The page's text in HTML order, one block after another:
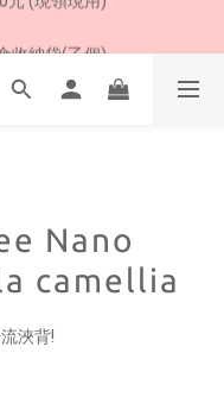
(現領現用)
Nano
camellia
浹背!